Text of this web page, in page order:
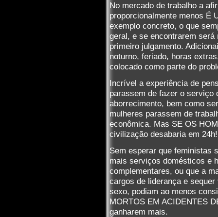
No mercado de trabalho a
proporcionalmente menos É
exemplo concreto, o que
geral, e se encontrarem será
primeiro julgamento.
noturno, feriado, horas
colocado como parte do
Incrível a experiência de
parassem de fazer o serviço
aborrecimento, bem como
mulheres parassem de
econômica. Mas SE OS
civilização desabaria em 24h!
Sem esperar que feministas
mais serviços domésticos e
complementares, ou que a
cargos de liderança e
sexo, podiam ao menos
MORTOS EM ACIDENTES
ganharem mais.